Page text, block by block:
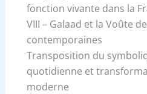
fonction vivante dans la
VIII – Galaad et la Voûte
contemporaines
Transposition du
quotidienne et
moderne